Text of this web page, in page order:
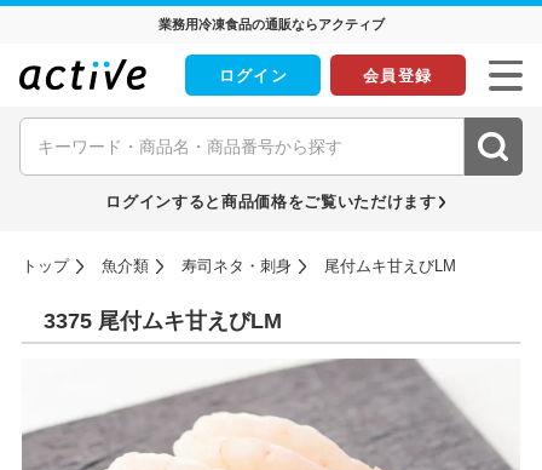
業務用冷凍食品の通販ならアクティブ
ログイン 会員登録
ログインすると商品価格をご覧いただけます
トップ 魚介類 寿司ネタ・刺身 尾付ムキ甘えびLM
3375 尾付ムキ甘えびLM